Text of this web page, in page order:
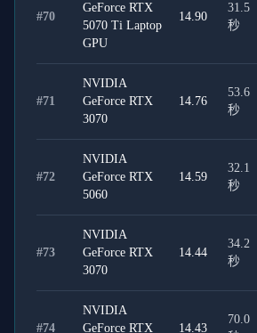
#70
GeForce RTX
5070 Ti Laptop
GPU
14.90
31.5
秒
#71
NVIDIA
GeForce RTX
3070
14.76
53.6
秒
#72
NVIDIA
GeForce RTX
5060
14.59
32.1
秒
#73
NVIDIA
GeForce RTX
3070
14.44
34.2
秒
#74
NVIDIA
GeForce RTX
14.43
70.0